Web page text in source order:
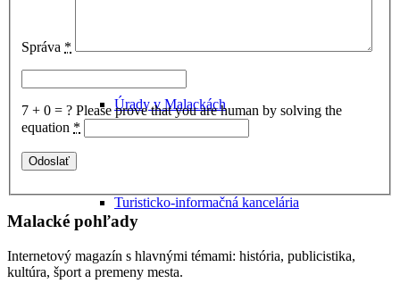
Úrady v Malackách
Turisticko-informačná kancelária
Správa *
7 + 0 = ? Please prove that you are human by solving the
equation *
Malacké pohľady
Internetový magazín s hlavnými témami: história, publicistika,
kultúra, šport a premeny mesta.